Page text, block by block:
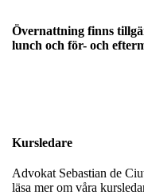
Övernattning finns
lunch och för- och
Kursledare
Advokat Sebastian de
läsa mer om våra